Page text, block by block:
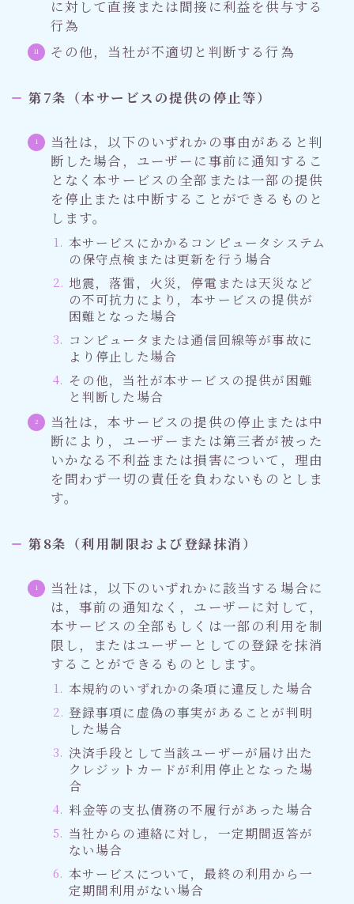
に対して直接または間接に利益を供与する
行為
その他，当社が不適切と判断する行為
第7条（本サービスの提供の停止等）
当社は，以下のいずれかの事由があると判
断した場合，ユーザーに事前に通知するこ
となく本サービスの全部または一部の提供
を停止または中断することができるものと
します。
本サービスにかかるコンピュータシステム
の保守点検または更新を行う場合
地震，落雷，火災，停電または天災など
の不可抗力により，本サービスの提供が
困難となった場合
コンピュータまたは通信回線等が事故に
より停止した場合
その他，当社が本サービスの提供が困難
と判断した場合
当社は，本サービスの提供の停止または中
断により，ユーザーまたは第三者が被った
いかなる不利益または損害について，理由
を問わず一切の責任を負わないものとしま
す。
第8条（利用制限および登録抹消）
当社は，以下のいずれかに該当する場合に
は，事前の通知なく，ユーザーに対して，
本サービスの全部もしくは一部の利用を制
限し，またはユーザーとしての登録を抹消
することができるものとします。
本規約のいずれかの条項に違反した場合
登録事項に虚偽の事実があることが判明
した場合
決済手段として当該ユーザーが届け出た
クレジットカードが利用停止となった場
合
料金等の支払債務の不履行があった場合
当社からの連絡に対し，一定期間返答が
ない場合
本サービスについて，最終の利用から一
定期間利用がない場合